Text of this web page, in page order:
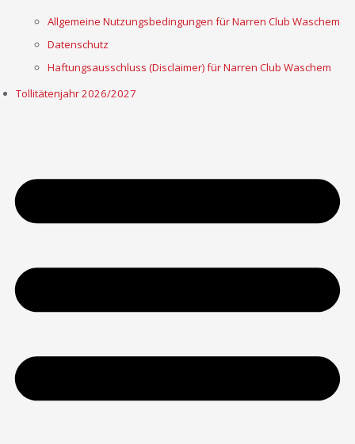
Allgemeine Nutzungsbedingungen für Narren Club Waschem
Datenschutz
Haftungsausschluss (Disclaimer) für Narren Club Waschem
Tollitätenjahr 2026/2027